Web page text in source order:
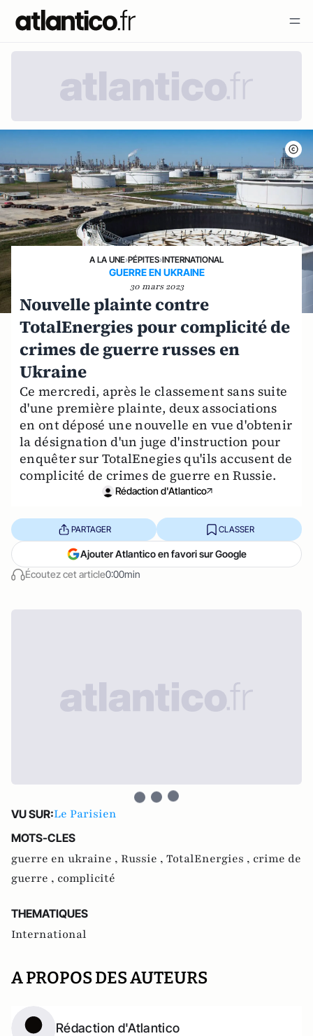
A LA UNE›PÉPITES›INTERNATIONAL
GUERRE EN UKRAINE
30 mars 2023
Nouvelle plainte contre
TotalEnergies pour complicité de
crimes de guerre russes en
Ukraine
Ce mercredi, après le classement sans suite
d'une première plainte, deux associations
en ont déposé une nouvelle en vue d'obtenir
la désignation d'un juge d'instruction pour
enquêter sur TotalEnegies qu'ils accusent de
complicité de crimes de guerre en Russie.
Rédaction d'Atlantico
Écoutez cet article0:00min
PARTAGER CLASSER
Ajouter Atlantico en favori sur Google
VU SUR:Le Parisien
MOTS-CLES
guerre en ukraine , Russie , TotalEnergies , crime de
guerre , complicité
THEMATIQUES
International
A PROPOS DES AUTEURS
Rédaction d'Atlantico